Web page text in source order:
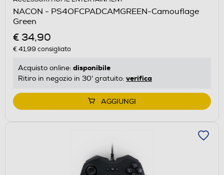
NACON - PS4OFCPADCAMGREEN-Camouflage
Green
€ 34,90
€ 41,99 consigliato
Acquisto online: disponibile
Ritiro in negozio in 30' gratuito: verifica
AGGIUNGI